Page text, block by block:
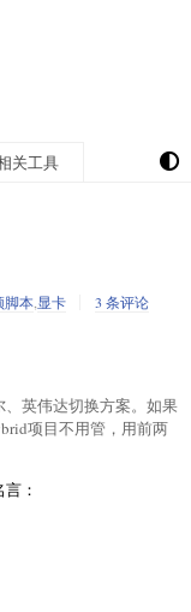
关工具
脚本, 显卡
3 条评论
、英伟达切换方案。如果
项目不用管，用前两
：